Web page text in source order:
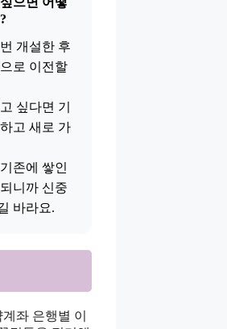
개설한 후
로 이전할
싶다면 기
고 새로 가
존에 쌓인
니까 신중
바라요.
좌 은행별 이